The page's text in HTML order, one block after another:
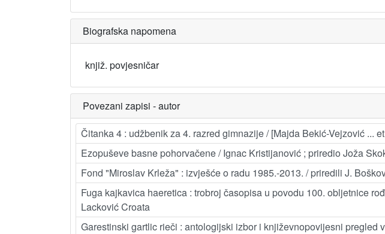
Biografska napomena
knjiž. povjesničar
Povezani zapisi - autor
Čitanka 4 : udžbenik za 4. razred gimnazije / [Majda Bekić-Vejzović ...
Ezopuševe basne pohorvačene / Ignac Kristijanović ; priredio Joža
Fond "Miroslav Krleža" : izvješće o radu 1985.-2013. / priredili J.
Fuga kajkavica haeretica : trobroj časopisa u povodu 100. obljetnice
Lacković Croata
Garestinski gartlic rieči : antologijski izbor i književnopovijesni pregled